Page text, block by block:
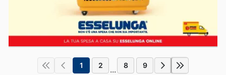
1 2 ... 8 9